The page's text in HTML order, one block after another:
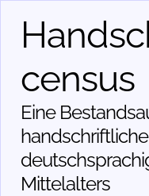
census
Eine
Mittelalters